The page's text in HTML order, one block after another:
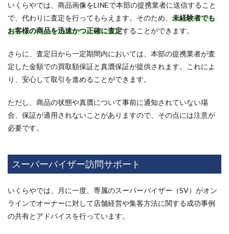
いくらやでは、商品画像をLINEで本部の提携業者に送信すること
で、代わりに査定を行ってもらえます。そのため、 未経験者でも
お客様の商品を迅速かつ正確に査定することができます。
さらに、査定日から一定期間内においては、本部の提携業者が査
定した金額での買取額保証と真贋保証が提供されます。これによ
り、安心して取引を進めることができます。
ただし、商品の状態や真贋について事前に通知されていない場
合、保証が適用されないことがありますので、その点には注意が
必要です。
スーパーバイザー訪問サポート
いくらやでは、月に一度、専属のスーパーバイザー（SV）がオン
ラインでオーナーに対して店舗経営や集客方法に関する成功事例
の共有とアドバイスを行っています。